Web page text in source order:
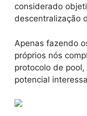
considerado
descentralização
Apenas fazendo
próprios nós
protocolo de
potencial